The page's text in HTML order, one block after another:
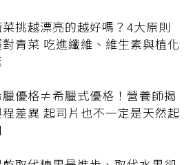
挑越漂亮的越好嗎？4大原則
對青菜 吃進纖維、維生素與植化
臘優格≠希臘式優格！營養師揭
程差異 起司片也不一定是天然起